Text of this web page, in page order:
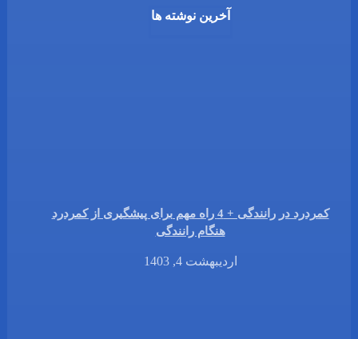
آخرین نوشته ها
کمردرد در رانندگی + 4 راه مهم برای پیشگیری از کمردرد
هنگام رانندگی
اردیبهشت 4, 1403